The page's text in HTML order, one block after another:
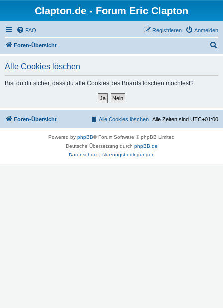
Clapton.de - Forum Eric Clapton
FAQ Anmelden
Registrieren
Foren-Übersicht
Alle Cookies löschen
Bist du dir sicher, dass du alle Cookies des Boards löschen möchtest?
Foren-Übersicht Alle Zeiten sind UTC+01:00
Alle Cookies löschen
Powered by phpBB® Forum Software © phpBB Limited
Deutsche Übersetzung durch phpBB.de
Datenschutz| Nutzungsbedingungen